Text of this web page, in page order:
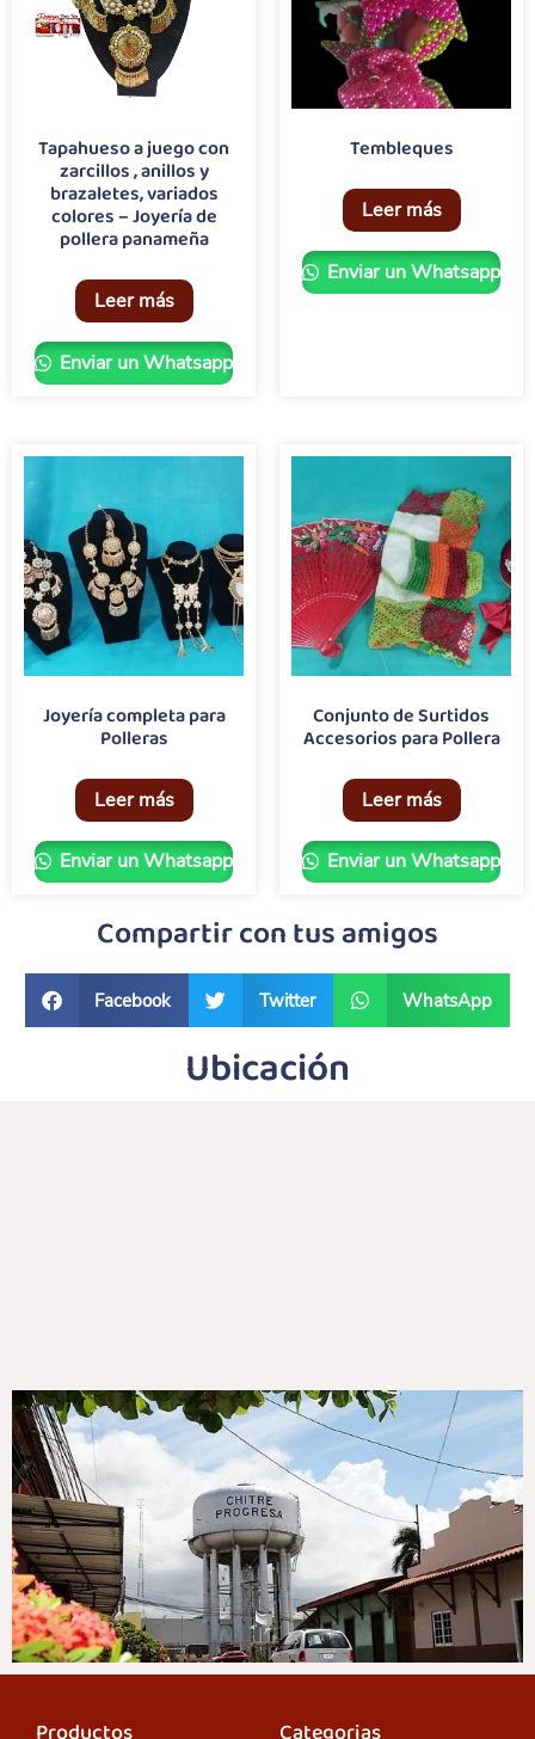
Tapahueso a juego con
zarcillos , anillos y
brazaletes, variados
colores – Joyería de
pollera panameña
Leer más
Enviar un Whatsapp
Tembleques
Leer más
Enviar un Whatsapp
Joyería completa para
Polleras
Leer más
Enviar un Whatsapp
Conjunto de Surtidos
Accesorios para Pollera
Leer más
Enviar un Whatsapp
Compartir con tus amigos
Facebook Twitter WhatsApp
Ubicación